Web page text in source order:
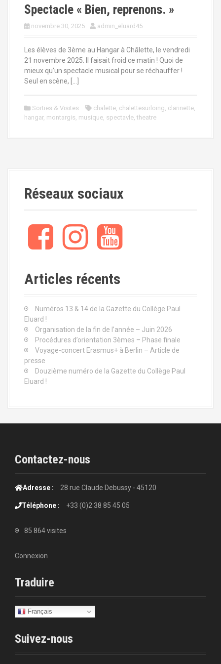
Spectacle « Bien, reprenons. »
novembre 30, 2025 admin_eluard45
Les élèves de 3ème au Hangar à Châlette, le vendredi
21 novembre 2025. Il faisait froid ce matin ! Quoi de
mieux qu’un spectacle musical pour se réchauffer !
Seul en scène, […]
Sorties & Visites chalette, chalettesurloing, clarinette,
hangar, montargis, musique, spectavle, theatre
Réseaux sociaux
Articles récents
Numéros 13 & 14 de la Gazette du Collège Paul
Eluard !
Organisation de la fin de l’année – Juin 2026
Procédures d’orientation 3èmes – Phase finale
Voyage-concert Erasmus+ à Berlin – Article de
presse
Douzième numéro de la Gazette du Collège Paul
Eluard !
Contactez-nous
Adresse : 28 rue Claude Debussy - 45120
Téléphone : +33 (0)2 38 85 45 05
85 864 visites
Connexion
Traduire
Français
Suivez-nous